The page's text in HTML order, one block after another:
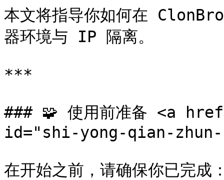
本文将指导你如何在
器环境与 IP 隔离。
***
### 🧩 使用前准备 <a
id="shi-yong-qian-
在开始之前，请确保你已完成